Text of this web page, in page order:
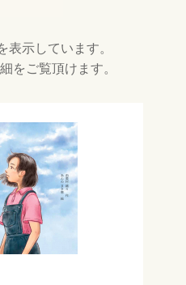
表示しています。
をご覧頂けます。